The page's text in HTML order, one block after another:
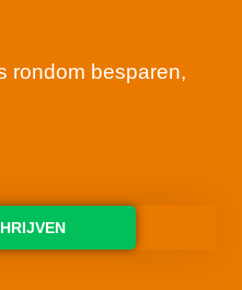
rondom besparen,